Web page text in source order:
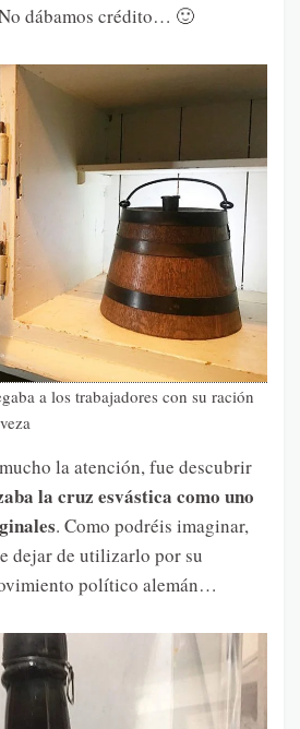
dábamos crédito… 🙂
a los trabajadores con su ración
la atención, fue descubrir
la cruz esvástica como uno
. Como podréis imaginar,
dejar de utilizarlo por su
político alemán…